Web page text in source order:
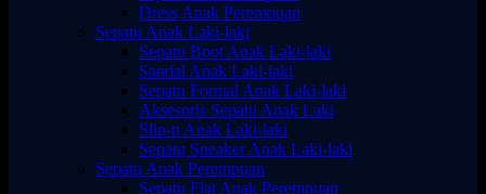
Dress Anak Perempuan
Sepatu Anak Laki-laki
Sepatu Boot Anak Laki-laki
Sandal Anak Laki-laki
Sepatu Formal Anak Laki-laki
Aksesoris Sepatu Anak Laki
Slip-n Anak Laki-laki
Sepatu Sneaker Anak Laki-laki
Sepatu Anak Perempuan
Sepatu Flat Anak Perempuan